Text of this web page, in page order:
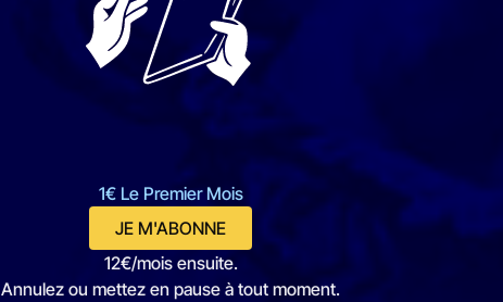
1€ Le Premier Mois
JE M'ABONNE
12€/mois ensuite.
Annulez ou mettez en pause à tout moment.